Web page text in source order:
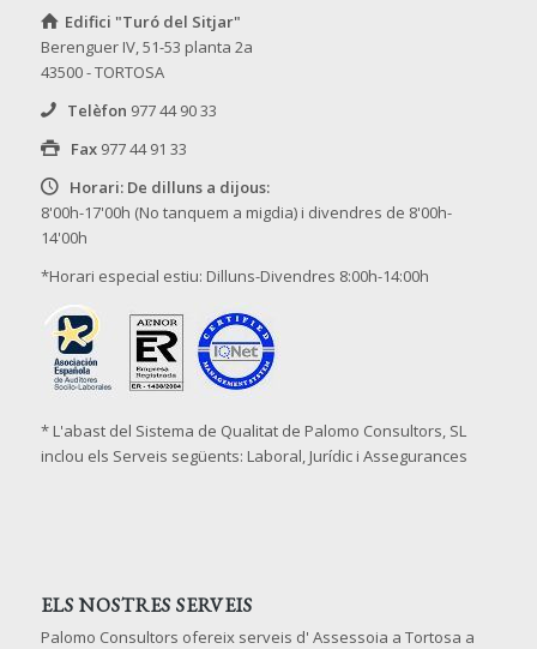
Edifici "Turó del Sitjar"
Berenguer IV, 51-53 planta 2a
43500 - TORTOSA
Telèfon 977 44 90 33
Fax 977 44 91 33
Horari: De dilluns a dijous:
8'00h-17'00h (No tanquem a migdia) i divendres de 8'00h-
14'00h
*Horari especial estiu: Dilluns-Divendres 8:00h-14:00h
* L'abast del Sistema de Qualitat de Palomo Consultors, SL
inclou els Serveis següents: Laboral, Jurídic i Assegurances
ELS NOSTRES SERVEIS
Palomo Consultors ofereix serveis d' Assessoia a Tortosa a